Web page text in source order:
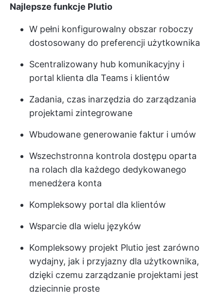
Najlepsze funkcje Plutio
W pełni konfigurowalny obszar roboczy
dostosowany do preferencji użytkownika
Scentralizowany hub komunikacyjny i
portal klienta dla Teams i klientów
Zadania, czas inarzędzia do zarządzania
projektami zintegrowane
Wbudowane generowanie faktur i umów
Wszechstronna kontrola dostępu oparta
na rolach dla każdego dedykowanego
menedżera konta
Kompleksowy portal dla klientów
Wsparcie dla wielu języków
Kompleksowy projekt Plutio jest zarówno
wydajny, jak i przyjazny dla użytkownika,
dzięki czemu zarządzanie projektami jest
dziecinnie proste